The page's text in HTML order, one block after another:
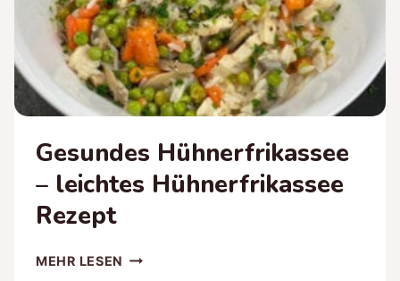
Gesundes Hühnerfrikassee
– leichtes Hühnerfrikassee
Rezept
MEHR LESEN GESUNDES